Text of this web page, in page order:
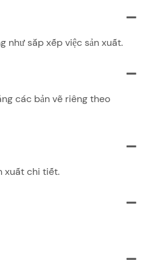
như sắp xếp việc sản xuất.
các bản vẽ riêng theo
xuất chi tiết.